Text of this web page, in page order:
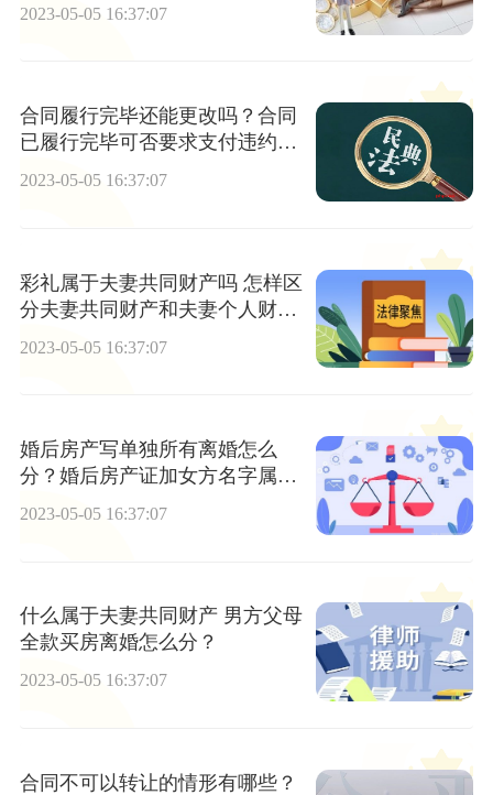
2023-05-05 16:37:07
合同履行完毕还能更改吗？合同
已履行完毕可否要求支付违约
金？
2023-05-05 16:37:07
彩礼属于夫妻共同财产吗 怎样区
分夫妻共同财产和夫妻个人财
2023-05-05 16:37:07
婚后房产写单独所有离婚怎么
分？婚后房产证加女方名字属于
共同财产吗？
2023-05-05 16:37:07
什么属于夫妻共同财产 男方父母
全款买房离婚怎么分？
2023-05-05 16:37:07
合同不可以转让的情形有哪些？